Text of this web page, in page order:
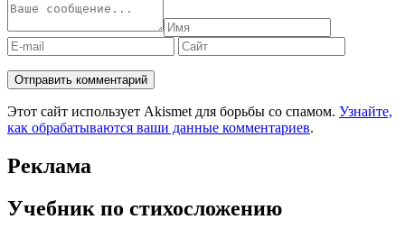
Этот сайт использует Akismet для борьбы со спамом. Узнайте,
как обрабатываются ваши данные комментариев.
Реклама
Учебник по стихосложению